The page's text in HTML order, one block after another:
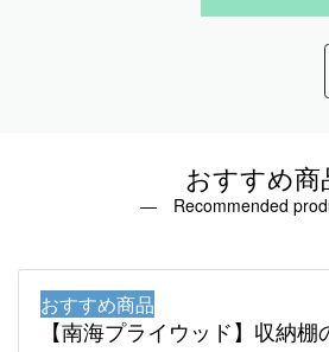
おすすめ商
― Recommended
おすすめ商品
【南海プライウッド】収納棚